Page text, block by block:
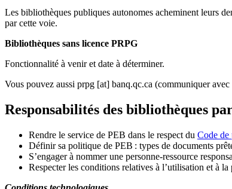
Les bibliothèques publiques autonomes acheminent leurs
par cette voie.
Bibliothèques sans licence PRPG
Fonctionnalité à venir et date à déterminer.
Vous pouvez aussi prpg [at] banq.qc.ca (communiquer
Responsabilités des bibliothèques
Rendre le service de PEB dans le respect du Code de
Définir sa politique de PEB : types de documents
S’engager à nommer une personne-ressource
Respecter les conditions relatives à l’utilisation et à